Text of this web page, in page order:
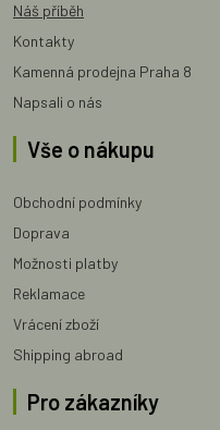
Náš příběh
Kontakty
Kamenná prodejna Praha 8
Napsali o nás
Vše o nákupu
Obchodní podmínky
Doprava
Možnosti platby
Reklamace
Vrácení zboží
Shipping abroad
Pro zákazníky